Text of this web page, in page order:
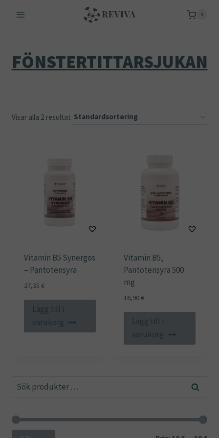
0
FÖNSTERTITTARSJUKAN
Visar alla 2 resultat
Vitamin B5 Synergos
– Pantotensyra
27,35 €
Lägg till i
varukorg
Vitamin B5,
Pantotensyra 500
mg
16,90€
Lägg till i
varukorg
Sök
Sök